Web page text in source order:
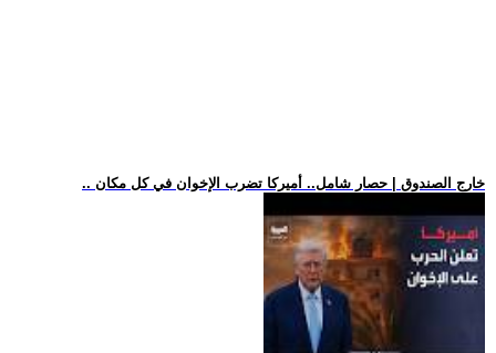
.. خارج الصندوق | حصار شامل.. أميركا تضرب الإخوان في كل مكان